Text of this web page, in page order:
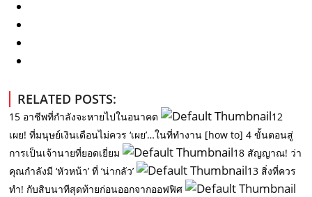
RELATED POSTS:
15 อาชีพที่กำลังจะหายไปในอนาคต
12
เผย! ที่มนุษย์เงินเดือนไม่ควร ‘เผย’…ในที่ทำงาน [how to] 4 ขั้นตอนสู่
การเป็นเจ้านายที่ยอดเยี่ยม
18 สัญญาณ! ว่า
คุณกำลังมี ‘หัวหน้า’ ที่ ‘น่ากลัว’
13 สิ่งที่ควร
ทำ! กับสิบนาทีสุดท้ายก่อนออกจากออฟฟิศ